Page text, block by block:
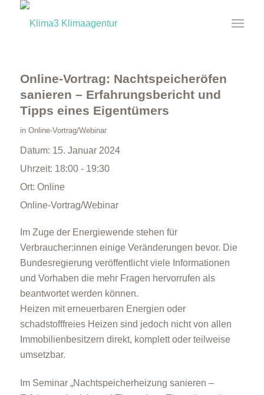
Online-Vortrag: Nachtspeicheröfen
sanieren – Erfahrungsbericht und
Tipps eines Eigentümers
in Online-Vortrag/Webinar
Datum: 15. Januar 2024
Uhrzeit: 18:00 - 19:30
Ort: Online
Online-Vortrag/Webinar
Im Zuge der Energiewende stehen für
Verbraucher:innen einige Veränderungen bevor. Die
Bundesregierung veröffentlicht viele Informationen
und Vorhaben die mehr Fragen hervorrufen als
beantwortet werden können.
Heizen mit erneuerbaren Energien oder
schadstofffreies Heizen sind jedoch nicht von allen
Immobilienbesitzern direkt, komplett oder teilweise
umsetzbar.
Im Seminar „Nachtspeicherheizung sanieren –